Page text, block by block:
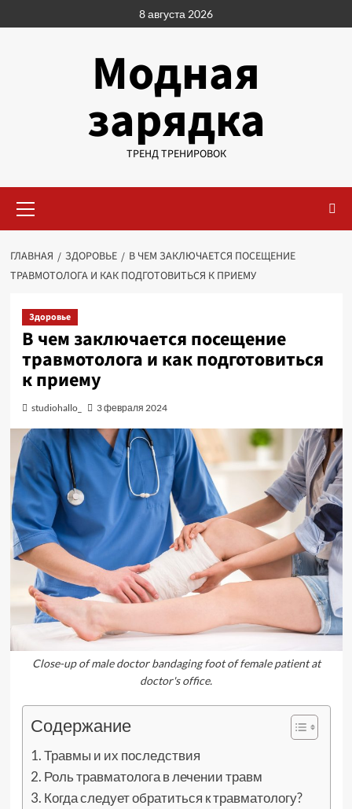
к
8 августа 2026
Модная
зарядка
ТРЕНД ТРЕНИРОВОК
меню
ГЛАВНАЯ ЗДОРОВЬЕ
В ЧЕМ ЗАКЛЮЧАЕТСЯ ПОСЕЩЕНИЕ
ТРАВМОТОЛОГА И КАК ПОДГОТОВИТЬСЯ К ПРИЕМУ
Здоровье
В чем заключается посещение
травмотолога и как подготовиться
к приему
studiohallo_ 3 февраля 2024
Close-up of male doctor bandaging foot of female patient at
doctor's office.
Содержание
Травмы и их последствия
Роль травматолога в лечении травм
Когда следует обратиться к травматологу?